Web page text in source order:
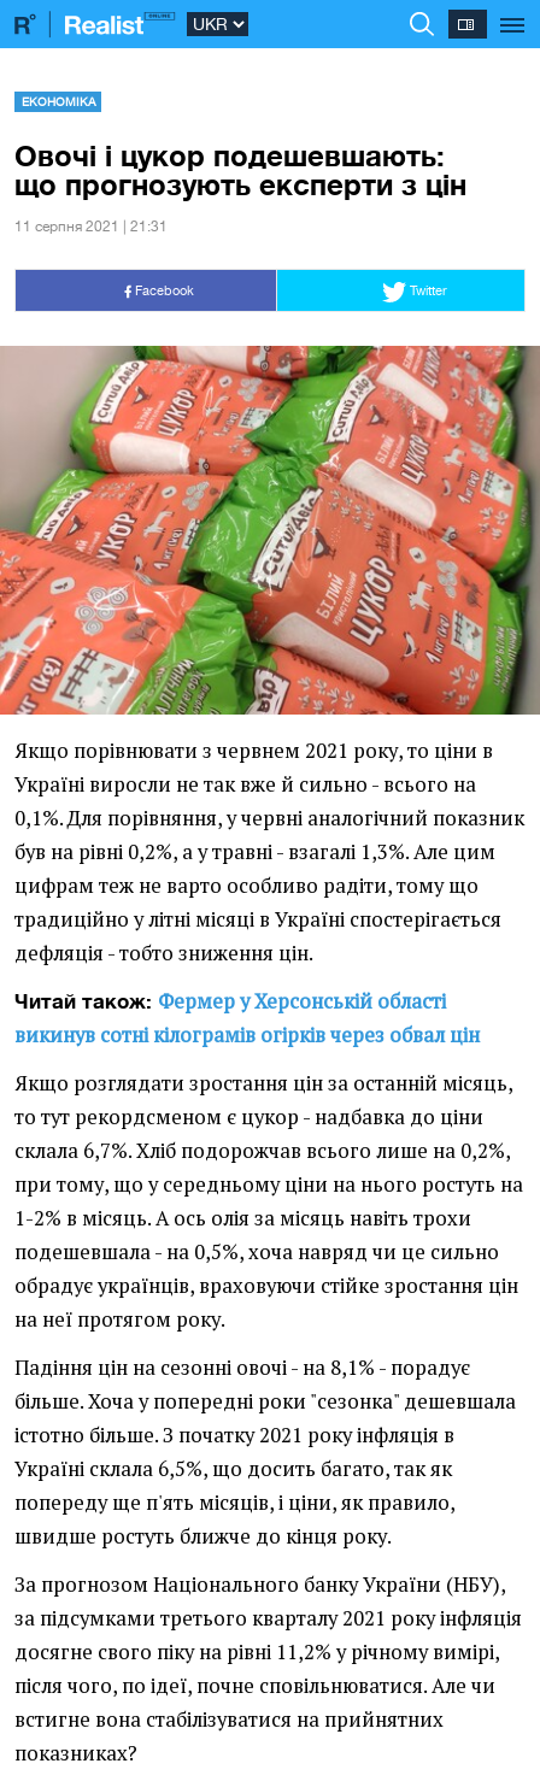
ЕКОНОМІКА
Овочі і цукор подешевшають:
що прогнозують експерти з цін
11 серпня 2021 | 21:31
Facebook Twitter
Якщо порівнювати з червнем 2021 року, то ціни в
Україні виросли не так вже й сильно - всього на
0,1%. Для порівняння, у червні аналогічний показник
був на рівні 0,2%, а у травні - взагалі 1,3%. Але цим
цифрам теж не варто особливо радіти, тому що
традиційно у літні місяці в Україні спостерігається
дефляція - тобто зниження цін.
Читай також: Фермер у Херсонській області
викинув сотні кілограмів огірків через обвал цін
Якщо розглядати зростання цін за останній місяць,
то тут рекордсменом є цукор - надбавка до ціни
склала 6,7%. Хліб подорожчав всього лише на 0,2%,
при тому, що у середньому ціни на нього ростуть на
1-2% в місяць. А ось олія за місяць навіть трохи
подешевшала - на 0,5%, хоча навряд чи це сильно
обрадує українців, враховуючи стійке зростання цін
на неї протягом року.
Падіння цін на сезонні овочі - на 8,1% - порадує
більше. Хоча у попередні роки "сезонка" дешевшала
істотно більше. З початку 2021 року інфляція в
Україні склала 6,5%, що досить багато, так як
попереду ще п'ять місяців, і ціни, як правило,
швидше ростуть ближче до кінця року.
За прогнозом Національного банку України (НБУ),
за підсумками третього кварталу 2021 року інфляція
досягне свого піку на рівні 11,2% у річному вимірі,
після чого, по ідеї, почне сповільнюватися. Але чи
встигне вона стабілізуватися на прийнятних
показниках?